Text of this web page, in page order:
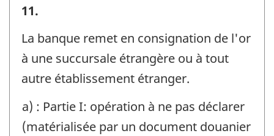
Exemples
-
Identificateur
:
11.
La banque remet en consignation de l'or
à une succursale étrangère ou à tout
autre établissement étranger.
a) : Partie I: opération à ne pas déclarer
(matérialisée par un document douanier